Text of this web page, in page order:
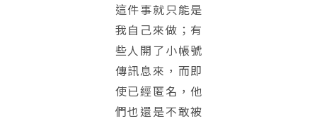
這件事就只能是
我自己來做；有
些人開了小帳號
傳訊息來，而即
使已經匿名，他
們也還是不敢被